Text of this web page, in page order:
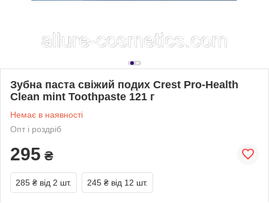
Зубна паста свіжий подих Crest Pro-Health
Clean mint Toothpaste 121 г
Немає в наявності
Опт і роздріб
295 ₴
285 ₴ від 2 шт. 245 ₴ від 12 шт.